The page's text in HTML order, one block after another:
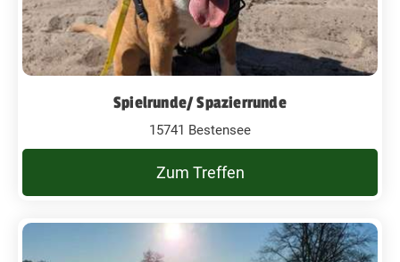
Spielrunde/ Spazierrunde
15741 Bestensee
Zum Treffen